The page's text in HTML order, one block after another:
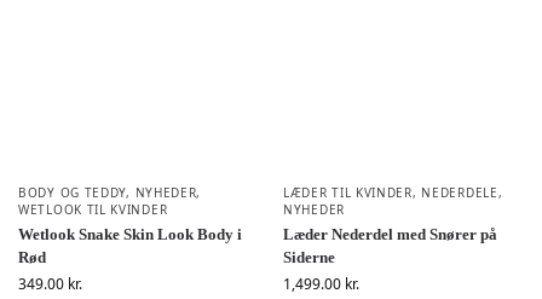
BODY OG TEDDY, NYHEDER,
WETLOOK TIL KVINDER
Wetlook Snake Skin Look Body i
Rød
349.00 kr.
LÆDER TIL KVINDER, NEDERDELE,
NYHEDER
Læder Nederdel med Snører på
Siderne
1,499.00 kr.